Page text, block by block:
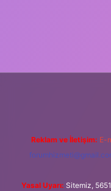
Reklam ve İletişim: E-
Yasal Uyarı: Sitemiz,